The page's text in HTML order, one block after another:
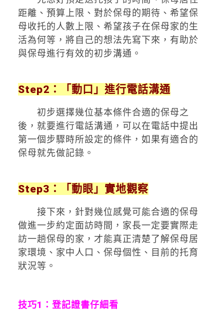
距離、預算上限、對於保母的期待、希望保
母收托的人數上限、希望孩子在保母家的生
活為何等，將自己的想法先寫下來，有助於
與保母進行有效的初步溝通。
Step2：「動口」進行電話溝通
初步選擇幾位基本條件合適的保母之
後，就要進行電話溝通，可以在電話中提出
第一個步驟時所設定的條件，如果有適合的
保母就先做記錄。
Step3：「動眼」實地觀察
接下來，針對幾位感覺可能合適的保母
做進一步約定面訪時間，家長一定要實際走
訪一趟保母的家，才能真正清楚了解保母居
家環境、家中人口、保母個性、目前的托育
狀況等。
技巧1：登記證書仔細看